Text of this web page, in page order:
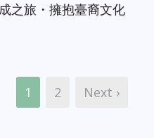
之旅・擁抱臺裔文化
1 2 Next ›